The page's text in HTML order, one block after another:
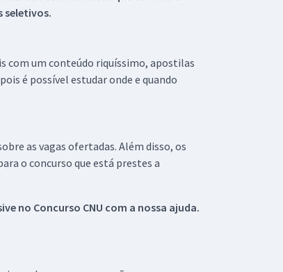
seletivos.
com um conteúdo riquíssimo, apostilas
é possível estudar onde e quando
as vagas ofertadas. Além disso, os
o concurso que está prestes a
no Concurso CNU com a nossa ajuda.